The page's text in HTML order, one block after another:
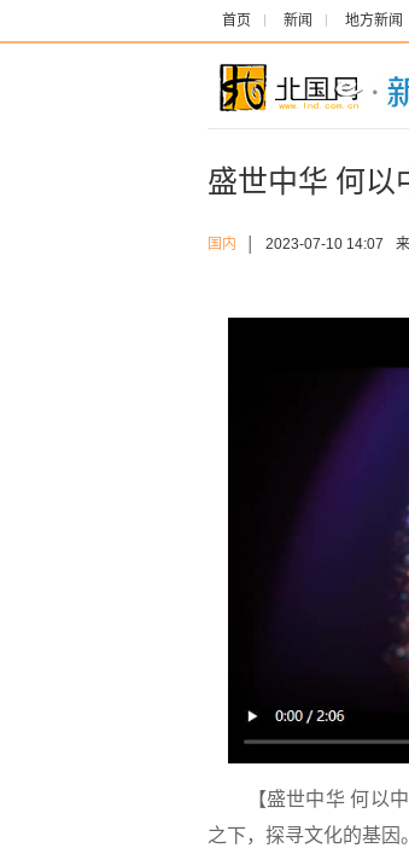
首页 新闻 地方新闻
盛世中华 何以
国内 2023-07-10 14:07
【盛世中华 何以
之下，探寻文化的基因